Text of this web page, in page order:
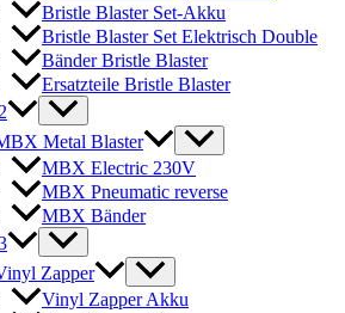
Bristle Blaster Set-Akku
Bristle Blaster Set Elektrisch Double
Bänder Bristle Blaster
Ersatzteile Bristle Blaster
Metal Blaster
MBX Electric 230V
MBX Pneumatic reverse
MBX Bänder
Zapper
Vinyl Zapper Akku